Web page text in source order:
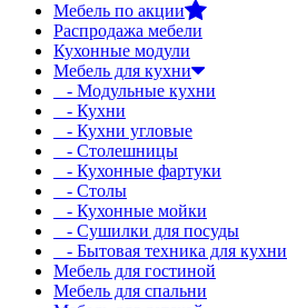
Мебель по акции
Распродажа мебели
Кухонные модули
Мебель для кухни
- Модульные кухни
- Кухни
- Кухни угловые
- Столешницы
- Кухонные фартуки
- Столы
- Кухонные мойки
- Сушилки для посуды
- Бытовая техника для кухни
Мебель для гостиной
Мебель для спальни